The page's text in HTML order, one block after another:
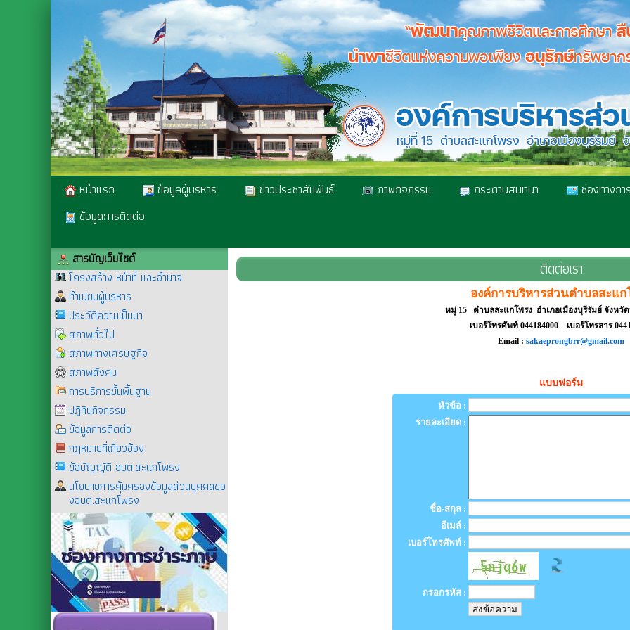
หน้าแรก ข้อมูลผู้บริหาร ข่าวประชาสัมพันธ์ ภาพกิจกรรม กระดานสนทนา ช่องทางก
ข้อมูลการติดต่อ
สารบัญเว็บไซต์
โครงสร้าง หน้าที่ และอำนาจ
ทำเนียบผู้บริหาร
ประวัติความเป็นมา
สภาพทั่วไป
สภาพทางเศรษฐกิจ
สภาพสังคม
การบริการขั้นพื้นฐาน
ปฏิทินกิจกรรม
ข้อมูลการติดต่อ
กฎหมายที่เกี่ยวข้อง
ข้อบัญญัติ อบต.สะแกโพรง
นโยบายการคุ้มครองข้อมูลส่วนบุคคลขอ
งอบต.สะแกโพรง
ติดต่อเรา
องค์การบริหารส่วนตำบลสะแก
หมู่ 15 ตำบลสะแกโพรง อำเภอเมืองบุรีรัมย์ จังหวัด
เบอร์โทรศัพท์ 044184000 เบอร์โทรสาร
Email : sakaeprongbrr@gmail.com
แบบฟอร์ม
หัวข้อ :
รายละเอียด :
ชื่อ-สกุล :
อีเมล์ :
เบอร์โทรศัพท์ :
กรอกรหัส :